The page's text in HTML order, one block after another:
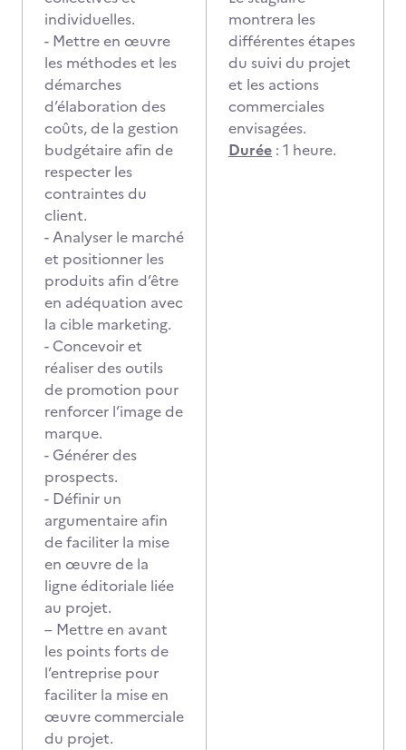
individuelles.
- Mettre en œuvre
les méthodes et les
démarches
d’élaboration des
coûts, de la gestion
budgétaire afin de
respecter les
contraintes du
client.
- Analyser le marché
et positionner les
produits afin d’être
en adéquation avec
la cible marketing.
- Concevoir et
réaliser des outils
de promotion pour
renforcer l’image de
marque.
- Générer des
prospects.
- Définir un
argumentaire afin
de faciliter la mise
en œuvre de la
ligne éditoriale liée
au projet.
– Mettre en avant
les points forts de
l’entreprise pour
faciliter la mise en
œuvre commerciale
du projet.
montrera les
différentes étapes
du suivi du projet
et les actions
commerciales
envisagées.
Durée : 1 heure.